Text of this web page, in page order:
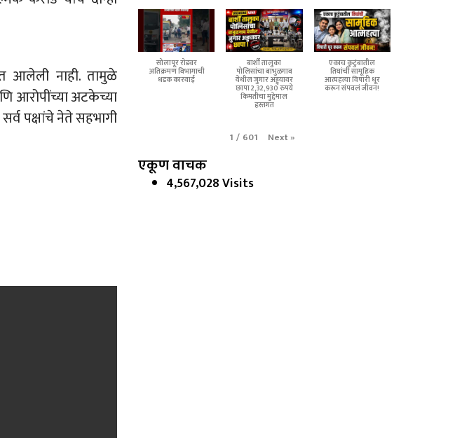
आलेली नाही. तामुळे
आरोपींच्या अटकेच्या
पक्षांचे नेते सहभागी
सोलापूर रोडवर
अतिक्रमण विभागाची
धडक कारवाई
बार्शी तालुका
पोलिसांचा बाभुळगाव
येथील जुगार अड्ड्यावर
छापा 2,32,930 रुपये
किमतीचा मुद्देमाल
हस्तगत
एकाच कुटुंबातील
तिघांची सामूहिक
आत्महत्या विषारी धूर
करून संपवलं जीवन!
1 / 601 Next»
एकूण वाचक
4,567,028 Visits